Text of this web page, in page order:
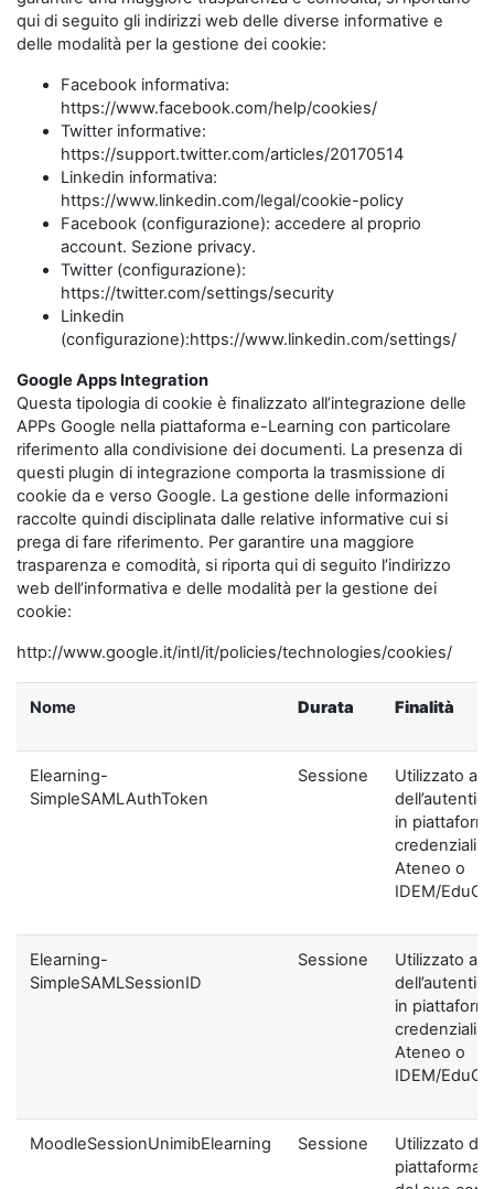
qui di seguito gli indirizzi web delle diverse informative e
delle modalità per la gestione dei cookie:
Facebook informativa:
https://www.facebook.com/help/cookies/
Twitter informative:
https://support.twitter.com/articles/20170514
Linkedin informativa:
https://www.linkedin.com/legal/cookie-policy
Facebook (configurazione): accedere al proprio
account. Sezione privacy.
Twitter (configurazione):
https://twitter.com/settings/security
Linkedin
(configurazione):https://www.linkedin.com/settings/
Google Apps Integration
Questa tipologia di cookie è finalizzato all’integrazione delle
APPs Google nella piattaforma e-Learning con particolare
riferimento alla condivisione dei documenti. La presenza di
questi plugin di integrazione comporta la trasmissione di
cookie da e verso Google. La gestione delle informazioni
raccolte quindi disciplinata dalle relative informative cui si
prega di fare riferimento. Per garantire una maggiore
trasparenza e comodità, si riporta qui di seguito l’indirizzo
web dell’informativa e delle modalità per la gestione dei
cookie:
http://www.google.it/intl/it/policies/technologies/cookies/
Nome Durata Finalità
Elearning-
SimpleSAMLAuthToken
Sessione
Utilizzato ai
in
credenziali di
Ateneo o
IDEM/
Elearning-
SimpleSAMLSessionID
Sessione
Utilizzato ai
in
credenziali di
Ateneo o
IDEM/
MoodleSessionUnimibElearning Sessione
Utilizzato
piattaforma